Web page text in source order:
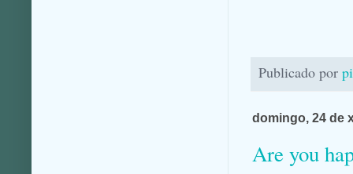
Publicado por
domingo, 24 de
Are you